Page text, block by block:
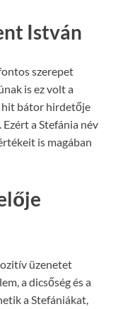
István
szerepet
is ez volt a
hit bátor hirdetője
a Stefánia név
is magában
üzenetet
a dicsőség és a
a Stefániákat,